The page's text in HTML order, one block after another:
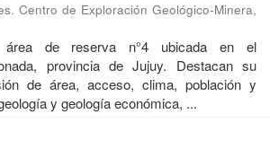
Centro de Exploración Geológico-Minera,
de reserva n°4 ubicada en el
provincia de Jujuy. Destacan su
de área, acceso, clima, población y
y geología económica, ...